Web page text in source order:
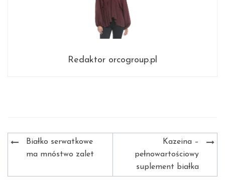
Redaktor orcogroup.pl
Nawigacja
wpisu
Białko serwatkowe
ma mnóstwo zalet
Kazeina –
pełnowartościowy
suplement białka